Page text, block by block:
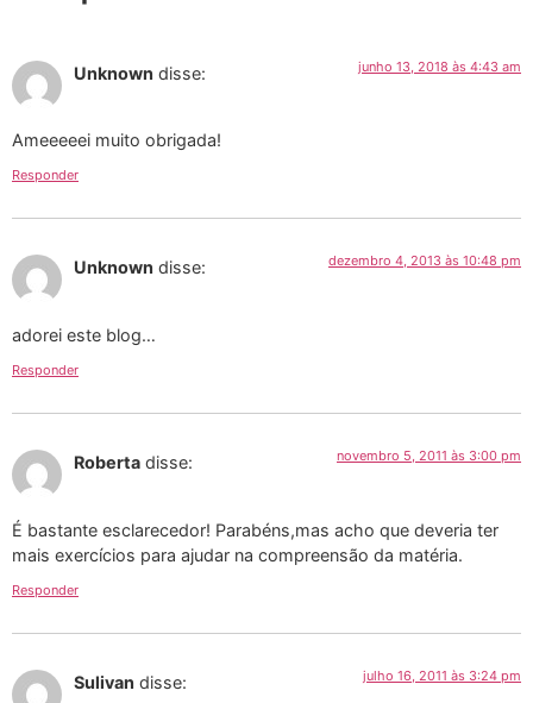
Unknown disse: junho 13, 2018 às 4:43 am
Ameeeeei muito obrigada!
Responder
Unknown disse: dezembro 4, 2013 às 10:48 pm
adorei este blog…
Responder
Roberta disse: novembro 5, 2011 às 3:00 pm
É bastante esclarecedor! Parabéns,mas acho que deveria ter
mais exercícios para ajudar na compreensão da matéria.
Responder
Sulivan disse: julho 16, 2011 às 3:24 pm